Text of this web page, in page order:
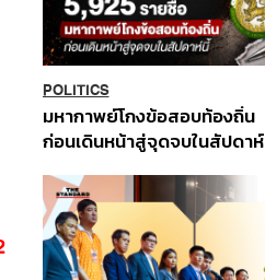
POLITICS
มหากาพย์โกงข้อสอบท้องถิ่น
ก่อนเดินหน้าสู่จุดจบในสัปดาห์